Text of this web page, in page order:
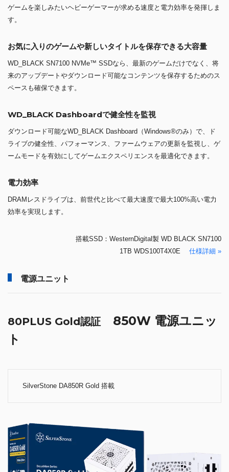
ゲームを楽しみたいヘビーゲーマーが求める速度と電力効率を発揮しま
す。
お気に入りのゲームや新しいタイトルを保存できる大容量
WD_BLACK SN7100 NVMe™ SSDなら、最新のゲームだけでなく、将
来のアップデートやダウンロード可能なコンテンツを保存するためのス
ペースも確保できます。
WD_BLACK Dashboardで健全性を監視
ダウンロード可能なWD_BLACK Dashboard（Windows®のみ）で、ド
ライブの健全性、パフォーマンス、ファームウェアの更新を監視し、ゲ
ームモードを有効にしてゲームエクスペリエンスを最適化できます。
電力効率
DRAMレスドライブは、前世代と比べて最大速度で最大100%高い電力
効率を実現します。
搭載SSD：WesternDigital製 WD BLACK SN7100
1TB WDS100T4X0E 仕様詳細 »
電源ユニット
80PLUS Gold認証 850W 電源ユニッ
ト
SilverStone DA850R Gold 搭載